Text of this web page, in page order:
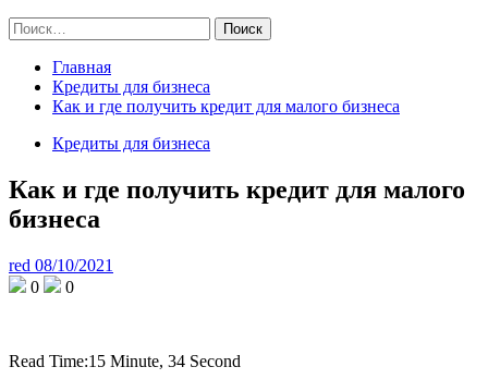
Найти:
Главная
Кредиты для бизнеса
Как и где получить кредит для малого бизнеса
Кредиты для бизнеса
Как и где получить кредит для малого
бизнеса
red 08/10/2021
0
0
Read Time:15 Minute, 34 Second